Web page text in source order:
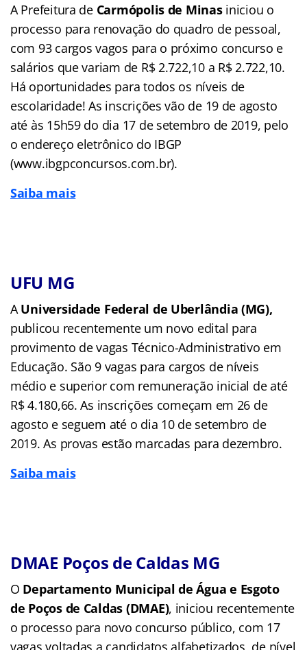
A Prefeitura de Carmópolis de Minasiniciou o
processo para renovação do quadro de pessoal,
com 93 cargos vagos para o próximo concurso e
salários que variam de R$ 2.722,10 a R$ 2.722,10.
Há oportunidades para todos os níveis de
escolaridade! As inscrições vão de 19 de agosto
até às 15h59 do dia 17 de setembro de 2019, pelo
o endereço eletrônico do IBGP
(www.ibgpconcursos.com.br).
Saiba mais
UFU MG
AUniversidade Federal de Uberlândia (MG),
publicou recentemente um novo edital para
provimento de vagas Técnico-Administrativo em
Educação. São 9 vagas para cargos de níveis
médio e superior com remuneração inicial de até
R$ 4.180,66. As inscrições começam em 26 de
agosto e seguem até o dia 10 de setembro de
2019. As provas estão marcadas para dezembro.
Saiba mais
DMAE Poços de Caldas MG
O Departamento Municipal de Água e Esgoto
de Poços de Caldas (DMAE), iniciou recentemente
o processo para novo concurso público, com 17
vagas voltadas a candidatos alfabetizados, de nível